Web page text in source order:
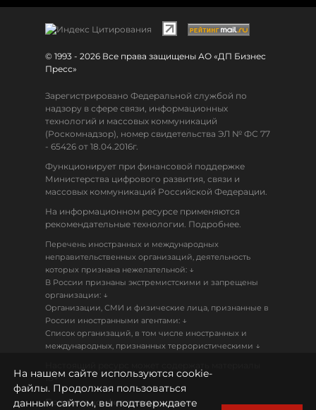
© 1993 - 2026 Все права защищены АО «ДП Бизнес
Пресс»
Зарегистрировано Федеральной службой по
надзору в сфере связи, информационных
технологий и массовых коммуникаций
(Роскомнадзор), номер свидетельства ЭЛ № ФС 77
- 65426 от 18.04.2016г.
Функционирует при финансовой поддержке
Министерства цифрового развития, связи и
массовых коммуникаций Российской Федерации.
На информационном ресурсе применяются
рекомендательные технологии. Подробнее.
Перечень иностранных и международных
неправительственных организаций, деятельность
которых признана нежелательной: ↓
В России признаны экстремистскими и запрещены
организации: ↓
Организации, СМИ и физические лица, признанные в
России иностранными агентами: ↓
Список организаций, в том числе иностранных и
международных, признанных террористическими ↓
18+
Политика конфиденциальности
На нашем сайте используются cookie-
файлы. Продолжая пользоваться
данным сайтом, вы подтверждаете